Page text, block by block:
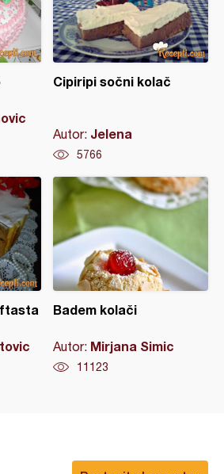
Cipiripi sočni kolač
Autor: Jelena
5766
Badem kolači
Autor: Mirjana Simic
11123